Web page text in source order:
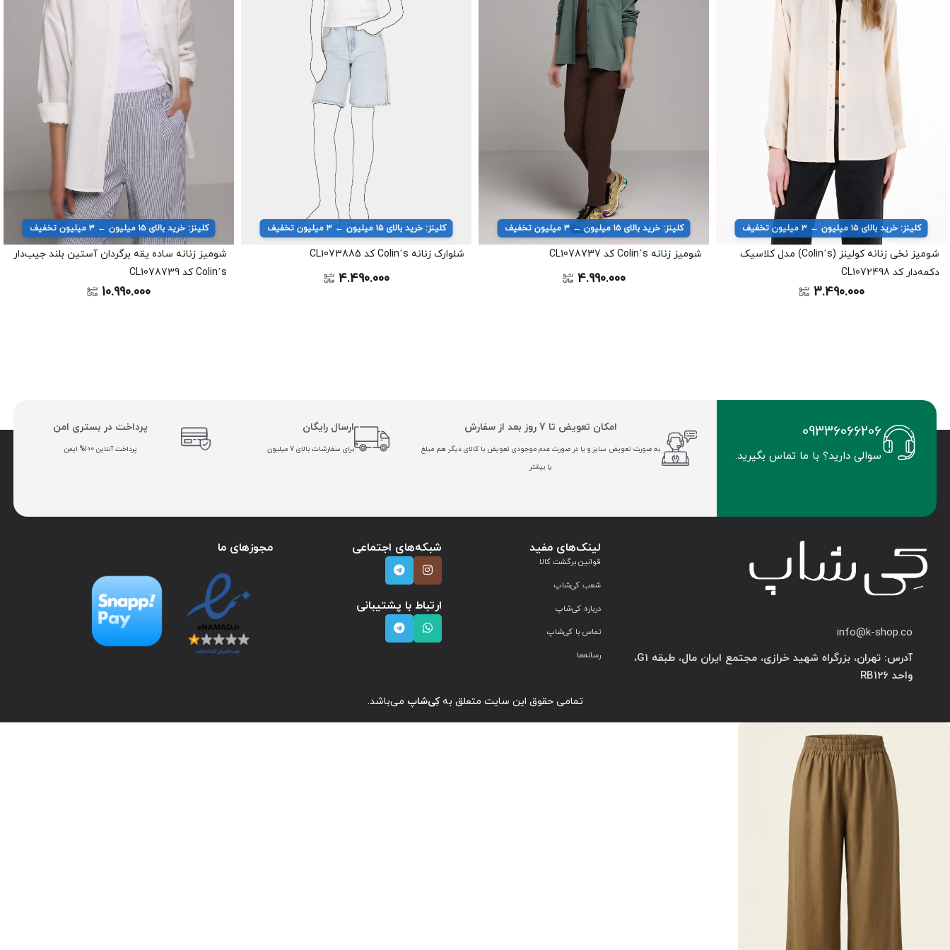
کلینز: خرید بالای ۱۵ میلیون ← ۳ میلیون تخفیف
شومیز نخی زنانه کولینز (Colin’s) مدل کلاسیک
دکمه‌دار کد CL1072498
3.490.000
کلینز: خرید بالای ۱۵ میلیون ← ۳ میلیون تخفیف
شومیز زنانه Colin’s کد CL1078737
4.990.000
کلینز: خرید بالای ۱۵ میلیون ← ۳ میلیون تخفیف
شلوارک زنانه Colin’s کد CL1073885
4.490.000
کلینز: خرید بالای ۱۵ میلیون ← ۳ میلیون تخفیف
شومیز زنانه ساده یقه برگردان آستین بلند جیب‌دار
Colin’s کد CL1078739
10.990.000
09336066206
سوالی دارید؟ با ما تماس بگیرید.
امکان تعویض تا 7 روز بعد از سفارش
به صورت تعویض سایز و یا در صورت عدم موجودی تعویض با کالای دیگر هم مبلغ
یا بیشتر
ارسال رایگان
برای سفارشات بالای 7 میلیون
پرداخت در بستری امن
پرداخت آنلاین 100% ایمن
info@k-shop.co
آدرس: تهران، بزرگراه شهید خرازی، مجتمع ایران مال، طبقه G1،
واحد RB126
لینک‌های مفید
قوانین برگشت کالا
شعب کی‌شاپ
درباره کی‌شاپ
تماس با کی‌شاپ
رسانه‌ها
شبکه‌های اجتماعی
ارتباط با پشتیبانی
مجوزهای ما
تمامی حقوق این سایت متعلق بهکِی‌شاپ می‌باشد.